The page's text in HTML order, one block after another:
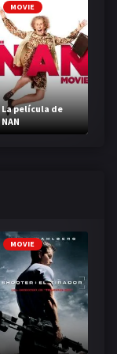
MOVIE
La película de
NAN
MOVIE